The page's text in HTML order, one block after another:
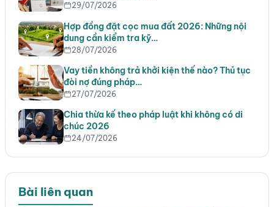
29/07/2026
Hợp đồng đặt cọc mua đất 2026: Những nội
dung cần kiểm tra kỹ…
28/07/2026
Vay tiền không trả khởi kiện thế nào? Thủ tục
đòi nợ đúng pháp…
27/07/2026
Chia thừa kế theo pháp luật khi không có di
chúc 2026
24/07/2026
Bài liên quan